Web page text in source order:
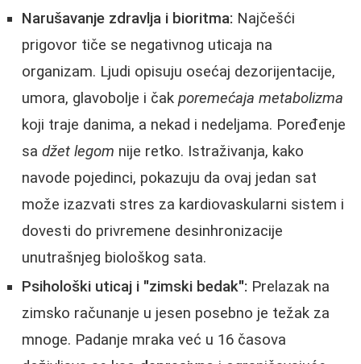
Narušavanje zdravlja i bioritma: Najčešći
prigovor tiče se negativnog uticaja na
organizam. Ljudi opisuju osećaj dezorijentacije,
umora, glavobolje i čak poremećaja metabolizma
koji traje danima, a nekad i nedeljama. Poređenje
sa džet legom nije retko. Istraživanja, kako
navode pojedinci, pokazuju da ovaj jedan sat
može izazvati stres za kardiovaskularni sistem i
dovesti do privremene desinhronizacije
unutrašnjeg biološkog sata.
Psihološki uticaj i "zimski bedak": Prelazak na
zimsko računanje u jesen posebno je težak za
mnoge. Padanje mraka već u 16 časova